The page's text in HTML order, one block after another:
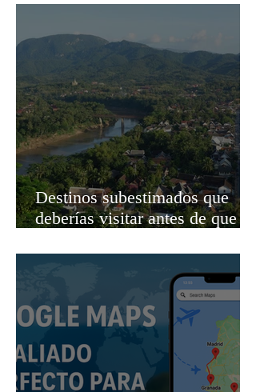
Destinos subestimados que
deberías visitar antes de que se